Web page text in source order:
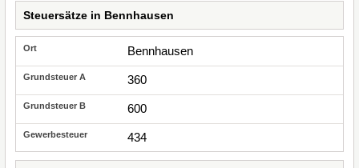
Steuersätze in Bennhausen
Bennhausen
360
600
434